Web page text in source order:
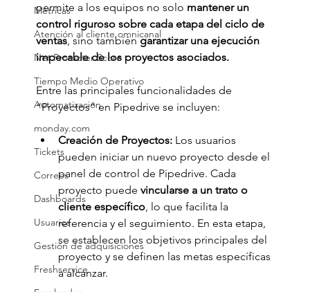
Métricas
Atención al cliente omnicanal
Net Promoter Score
Tiempo Medio Operativo
Automatización
monday.com
Tickets
Correos
Dashboards
Usuarios
Gestión de adquisiciones
Freshservice
permite a los equipos no solo mantener un
control riguroso sobre cada etapa del ciclo de
ventas, sino también garantizar una ejecución
impecable de los proyectos asociados.
Entre las principales funcionalidades de
“Proyectos” en Pipedrive se incluyen:
Creación de Proyectos: Los usuarios
pueden iniciar un nuevo proyecto desde el
panel de control de Pipedrive. Cada
proyecto puede vincularse a un trato o
cliente específico, lo que facilita la
referencia y el seguimiento. En esta etapa,
se establecen los objetivos principales del
proyecto y se definen las metas específicas
a alcanzar.